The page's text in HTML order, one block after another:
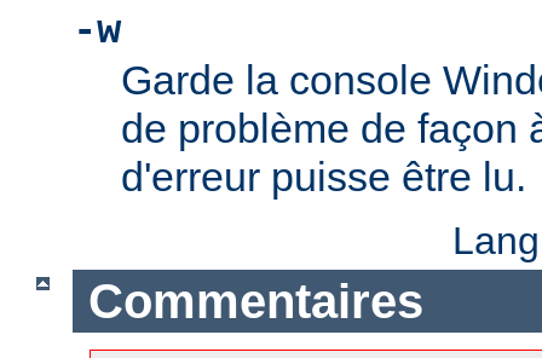
-w
Garde la console
de problème de façon
d'erreur puisse être lu.
Commentaires